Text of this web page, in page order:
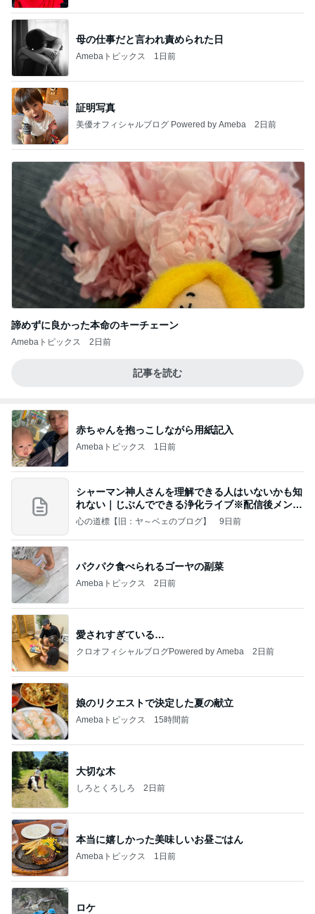
母の仕事だと言われ責められた日
Amebaトピックス 1日前
証明写真
美優オフィシャルブログ Powered by Ameba 2日前
諦めずに良かった本命のキーチェーン
Amebaトピックス 2日前
記事を読む
赤ちゃんを抱っこしながら用紙記入
Amebaトピックス 1日前
シャーマン神人さんを理解できる人はいないかも知
れない｜じぶんでできる浄化ライブ※配信後メンバ
ー限
心の道標【旧：ヤ～ベェのブログ】 9日前
パクパク食べられるゴーヤの副菜
Amebaトピックス 2日前
愛されすぎている…
クロオフィシャルブログPowered by Ameba 2日前
娘のリクエストで決定した夏の献立
Amebaトピックス 15時間前
大切な木
しろとくろしろ 2日前
本当に嬉しかった美味しいお昼ごはん
Amebaトピックス 1日前
ロケ